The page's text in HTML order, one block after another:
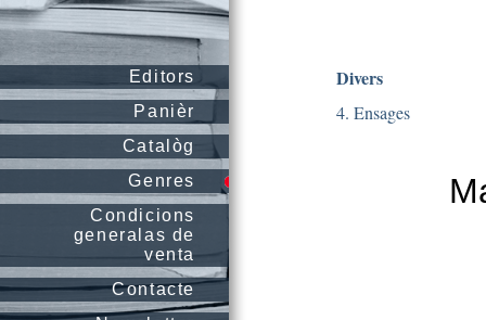
Editors
Panièr
Catalòg
Genres
Condicions
generalas de
venta
Contacte
Divers
4. Ensages